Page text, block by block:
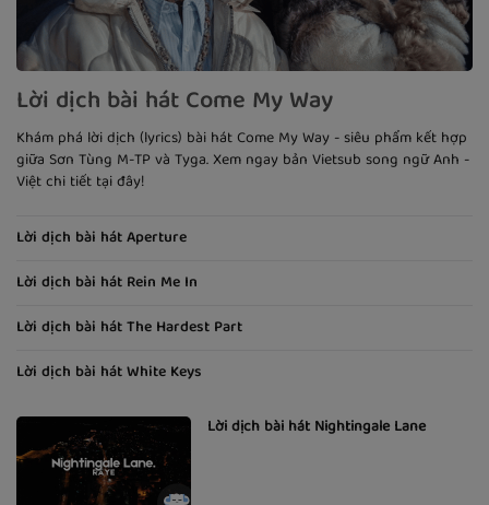
Lời dịch bài hát Come My Way
Khám phá lời dịch (lyrics) bài hát Come My Way - siêu phẩm kết hợp
giữa Sơn Tùng M-TP và Tyga. Xem ngay bản Vietsub song ngữ Anh -
Việt chi tiết tại đây!
Lời dịch bài hát Aperture
Lời dịch bài hát Rein Me In
Lời dịch bài hát The Hardest Part
Lời dịch bài hát White Keys
Lời dịch bài hát Nightingale Lane